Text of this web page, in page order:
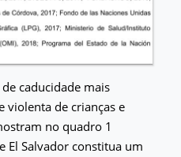
caducidade mais
violenta de crianças e
no quadro 1
El Salvador constitua um